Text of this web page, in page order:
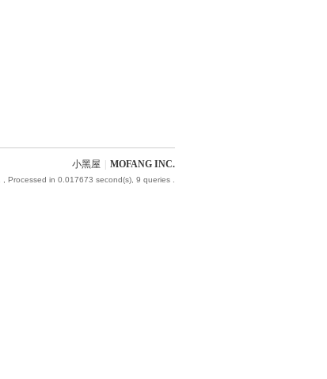
小黑屋 MOFANG INC.
, Processed in 0.017673 second(s), 9 queries .